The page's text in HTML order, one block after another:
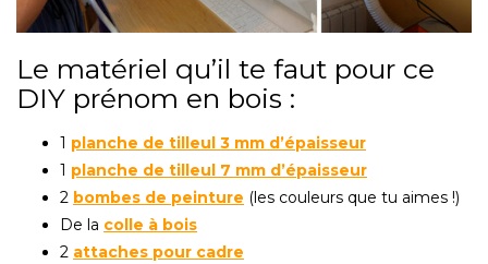
Le matériel qu’il te faut pour ce
DIY prénom en bois :
1 planche de tilleul 3 mm d’épaisseur
1 planche de tilleul 7 mm d’épaisseur
2 bombes de peinture (les couleurs que tu aimes !)
De la colle à bois
2 attaches pour cadre